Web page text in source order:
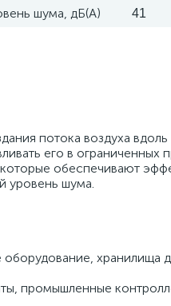
шума, дБ(А) 41
потока воздуха вдоль
его в ограниченных
обеспечивают
уровень шума.
хранилища
промышленные